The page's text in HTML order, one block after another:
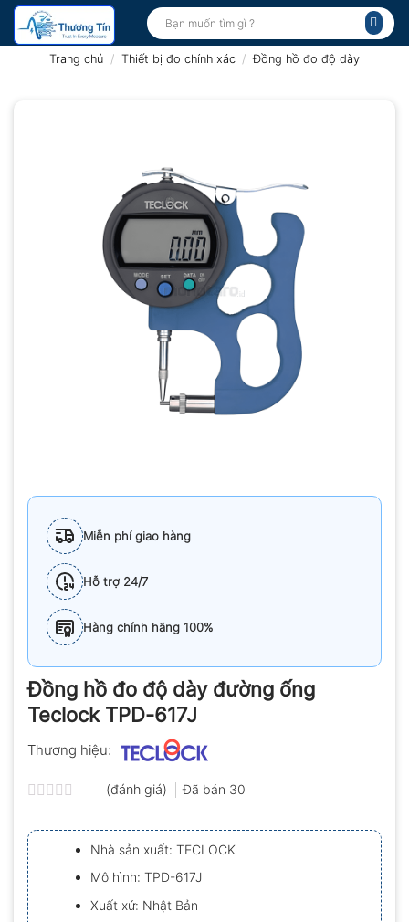
Bỏ
qua
Tìm
kiếm:
Trang chủ / Thiết bị đo chính xác / Đồng hồ đo độ dày
Miễn phí giao hàng
Hỗ trợ 24/7
Hàng chính hãng 100%
Đồng hồ đo độ dày đường ống
Teclock TPD-617J
Thương hiệu:
xếp
hạng
0.0
5
sao
(đánh giá) Đã bán 30
Nhà sản xuất: TECLOCK
Mô hình: TPD-617J
Xuất xứ: Nhật Bản